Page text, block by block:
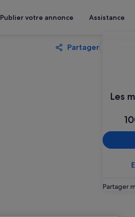
Publier votre annonce Assistance
Les
Partager
Partager